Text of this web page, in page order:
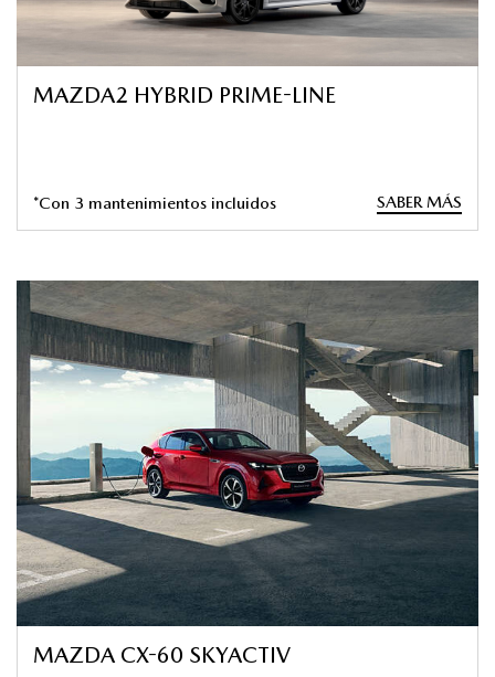
MAZDA2 HYBRID PRIME-LINE
*Con 3 mantenimientos incluidos SABER MÁS
MAZDA CX-60 SKYACTIV